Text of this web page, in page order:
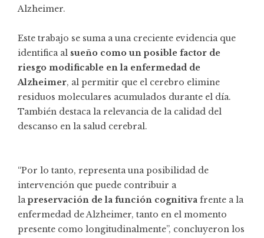
Alzheimer.
Este trabajo se suma a una creciente evidencia que
identifica al sueño como un posible factor de
riesgo modificable en la enfermedad de
Alzheimer, al permitir que el cerebro elimine
residuos moleculares acumulados durante el día.
También destaca la relevancia de la calidad del
descanso en la salud cerebral.
“Por lo tanto, representa una posibilidad de
intervención que puede contribuir a
lapreservación de la función cognitiva frente a la
enfermedad de Alzheimer, tanto en el momento
presente como longitudinalmente”, concluyeron los